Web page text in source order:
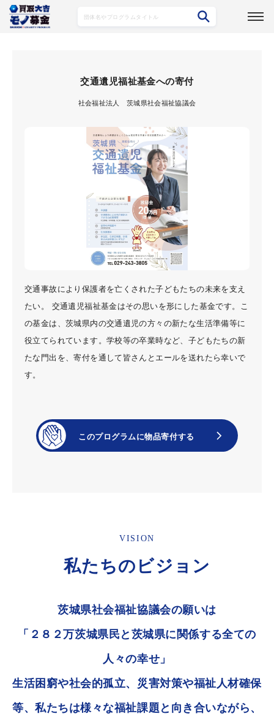
募集プログラム詳細
交通遺児福祉基金への寄付
社会福祉法人 茨城県社会福祉協議会
交通事故により保護者を亡くされた子どもたちの未来を支え
たい。 交通遺児福祉基金はその思いを形にした基金です。こ
の基金は、茨城県内の交通遺児の方々の新たな生活準備等に
役立てられています。学校等の卒業時など、子どもたちの新
たな門出を、寄付を通して皆さんとエールを送れたら幸いで
す。
VISION
私たちのビジョン
茨城県社会福祉協議会の願いは
「２８２万茨城県民と茨城県に関係する全ての
人々の幸せ」
生活困窮や社会的孤立、災害対策や福祉人材確保
等、私たちは様々な福祉課題と向き合いながら、